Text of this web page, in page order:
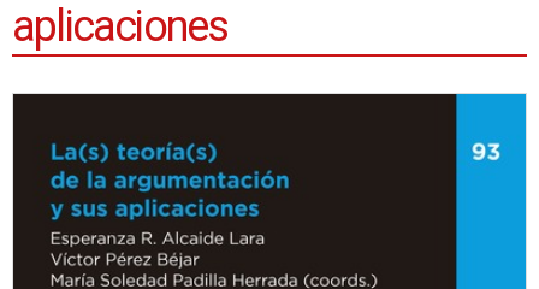
aplicaciones